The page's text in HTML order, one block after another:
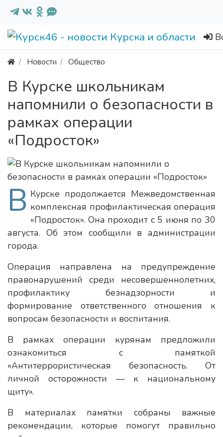
Новости Общество
В Курске школьникам
напомнили о безопасности в
рамках операции
«Подросток»
В Курске продолжается Межведомственная
комплексная профилактическая операция
«Подросток». Она проходит с 5 июня по 30
августа. Об этом сообщили в администрации
города.
Операция направлена на предупреждение
правонарушений среди несовершеннолетних,
профилактику безнадзорности и
формирование ответственного отношения к
вопросам безопасности и воспитания.
В рамках операции курянам предложили
ознакомиться с памяткой
«Антитеррористическая безопасность. От
личной осторожности — к национальному
щиту».
В материалах памятки собраны важные
рекомендации, которые помогут правильно